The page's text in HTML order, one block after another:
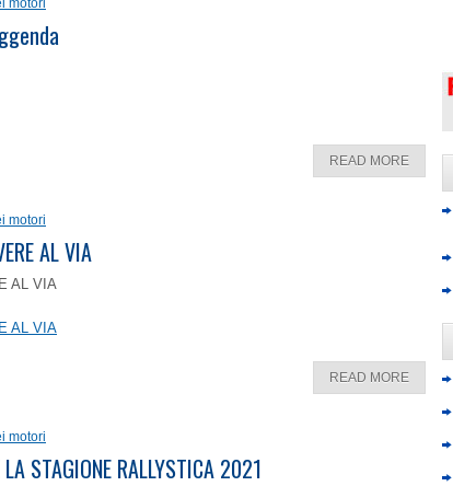
motori
READ MORE
motori
AL VIA
AL VIA
AL VIA
READ MORE
motori
LA STAGIONE RALLYSTICA 2021